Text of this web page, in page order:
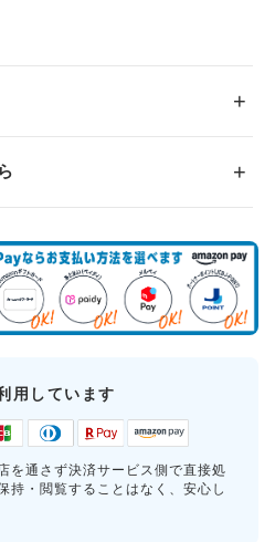
用しています
を通さず決済サービス側で直接処
持・閲覧することはなく、安心し